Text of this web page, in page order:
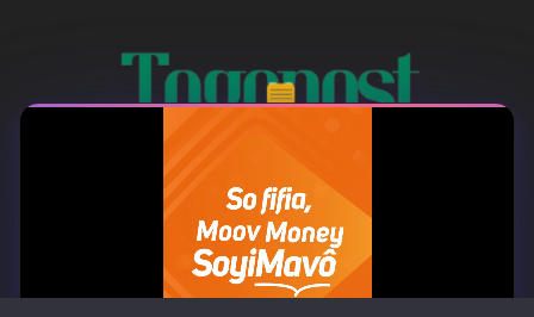
À PROPOS
Togo Post est un site d'information en ligne ...